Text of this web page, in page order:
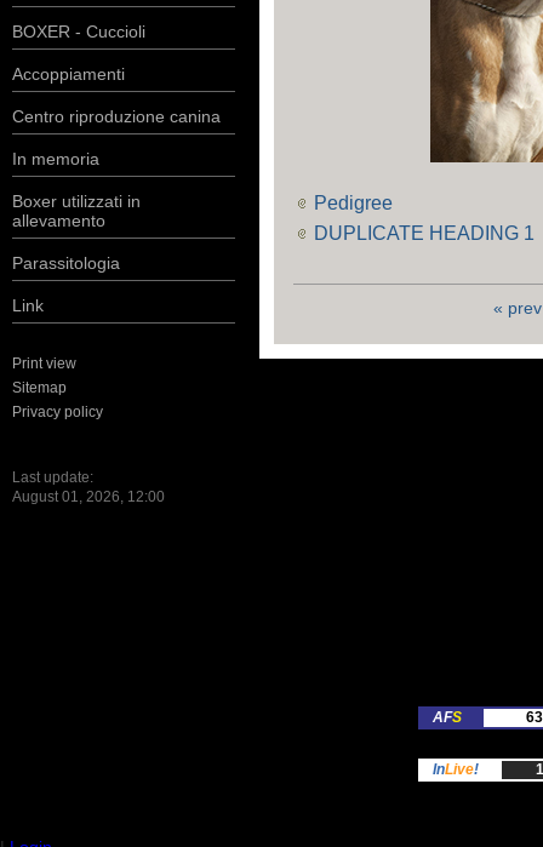
BOXER - Cuccioli
Accoppiamenti
Centro riproduzione canina
In memoria
Boxer utilizzati in
allevamento
Parassitologia
Link
Print view
Sitemap
Privacy policy
Last update:
August 01, 2026, 12:00
Pedigree
DUPLICATE HEADING 1
« prev
AFS
InLive!